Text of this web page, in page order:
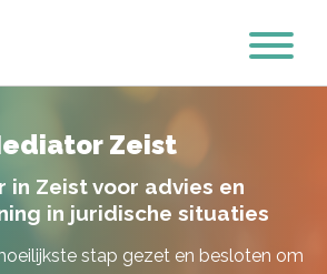
Zeist
in Zeist voor advies en
in juridische situaties
stap gezet en besloten om